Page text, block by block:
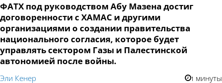
ФАТХ под руководством Абу Мазена достиг
договоренности с ХАМАС и другими
организациями о создании правительства
национального согласия, которое будет
управлять сектором Газы и Палестинской
автономией после войны.
Эли Кенер 1 минуты